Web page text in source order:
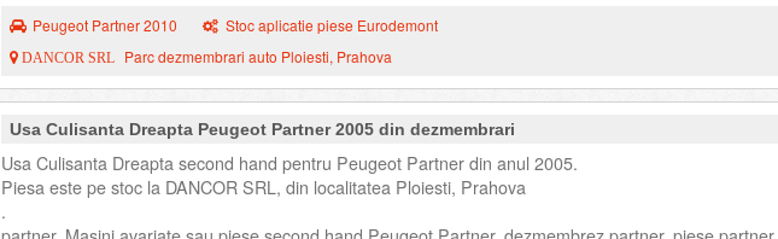
Peugeot Partner 2010 Stoc aplicatie piese Eurodemont
DANCOR SRL Parc dezmembrari auto Ploiesti, Prahova
Usa Culisanta Dreapta Peugeot Partner 2005 din dezmembrari
Usa Culisanta Dreapta second hand pentru Peugeot Partner din anul 2005.
Piesa este pe stoc la DANCOR SRL, din localitatea Ploiesti, Prahova
.